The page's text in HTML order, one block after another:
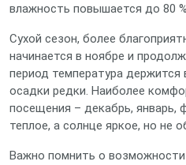
влажность повышается до 80
Сухой сезон, более
начинается в ноябре и
период температура держится
осадки редки. Наиболее
посещения – декабрь, январь,
теплое, а солнце яркое, но не
Важно помнить о